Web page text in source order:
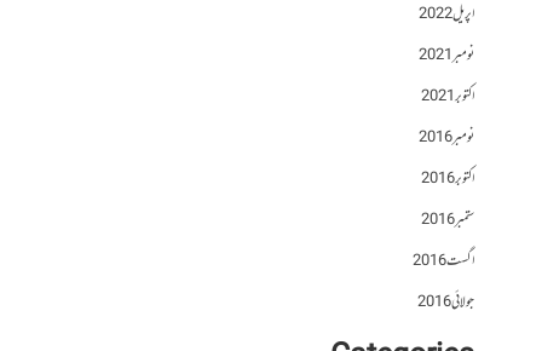
اپریل 2022
نومبر 2021
اکتوبر 2021
نومبر 2016
اکتوبر 2016
ستمبر 2016
اگست 2016
جولائی 2016